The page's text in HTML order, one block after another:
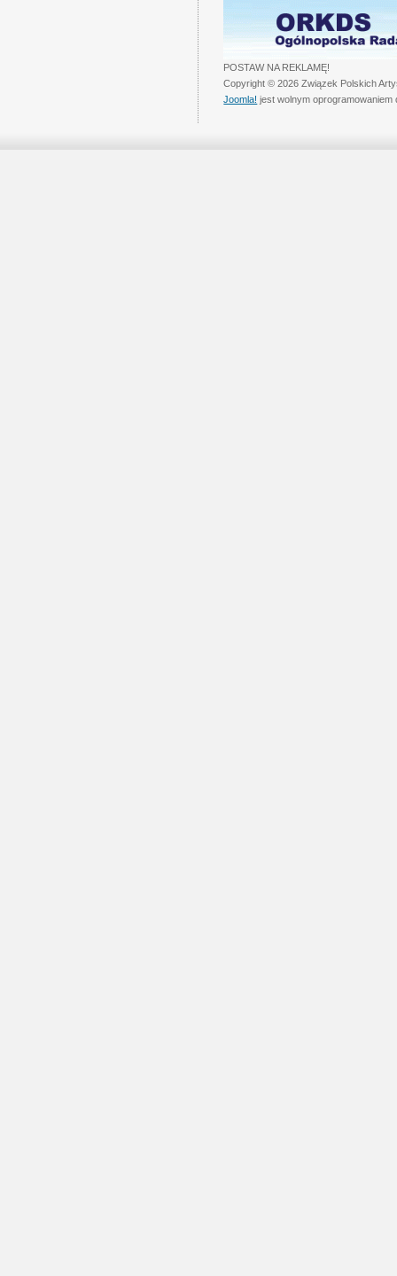
POSTAW NA REKLAMĘ!
Copyright © 2026 Związek Polskich
Joomla! jest wolnym